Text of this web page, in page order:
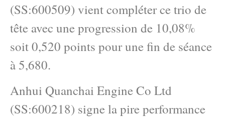
(SS:600509) vient compléter ce trio de
tête avec une progression de 10,08%
soit 0,520 points pour une fin de séance
à 5,680.
Anhui Quanchai Engine Co Ltd
(SS:600218) signe la pire performance